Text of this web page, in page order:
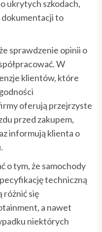
ukrytych szkodach,
dokumentacji to
sprawdzenie opinii o
W
klientów, które
oferują przejrzyste
przed zakupem,
informują klienta o
o tym, że samochody
techniczną
różnić się
a nawet
niektórych